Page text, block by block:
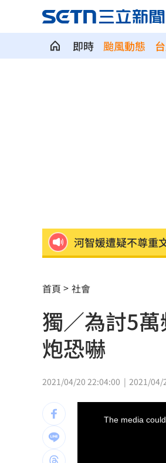
即時 颱風動態
偷吃粿粿判賠百
颱風來襲中國卻管
白海豚橫掃沖繩！
白海豚來了！最強
颱風逼近淡水出現
佛心價吸客！屏東
首頁 社會
獨／為討5
炮恐嚇
2021/04/20 22:04:00 2021/04/
The media